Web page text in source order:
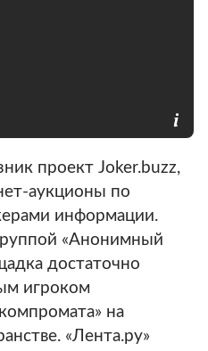
проект Joker.buzz,
аукционы по
информации.
«Анонимный
достаточно
игроком
на
«Лента.ру»